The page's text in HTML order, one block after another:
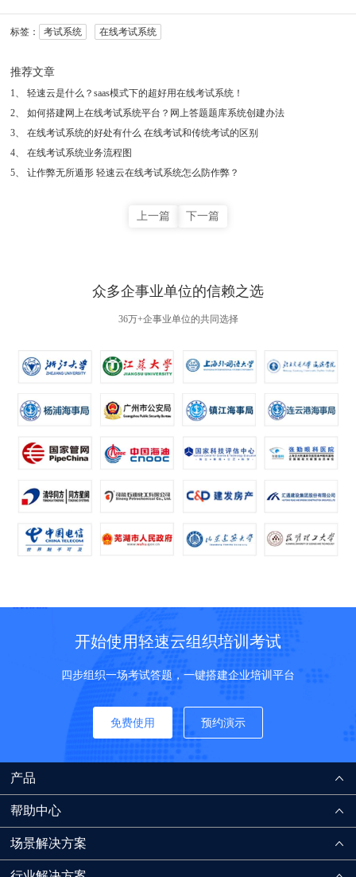
标签： 考试系统 在线考试系统
推荐文章
1、轻速云是什么？saas模式下的超好用在线考试系统！
2、如何搭建网上在线考试系统平台？网上答题题库系统创建办法
3、在线考试系统的好处有什么 在线考试和传统考试的区别
4、在线考试系统业务流程图
5、让作弊无所遁形 轻速云在线考试系统怎么防作弊？
上一篇 下一篇
众多企事业单位的信赖之选
36万+企事业单位的共同选择
开始使用轻速云组织培训考试
四步组织一场考试答题，一键搭建企业培训平台
免费使用 预约演示
产品
帮助中心
场景解决方案